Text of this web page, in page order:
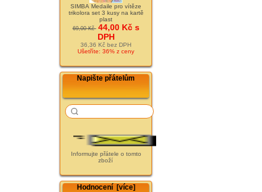
SIMBA Medaile pro vítěze
trikolora set 3 kusy na kartě
plast
69,00 Kč 44,00 Kč s
DPH
36,36 Kč bez DPH
Ušetříte: 36% z ceny
Napište přátelům
Informujte přátele o tomto
zboží
Hodnocení [více]